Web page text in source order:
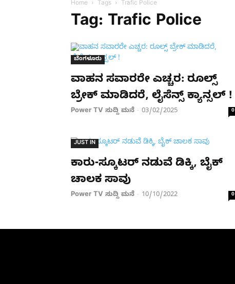
Home Tags Trafic Police
Tag: Trafic Police
ಬೆಂಗಳೂರು
ವಾಹನ ಸವಾರರೇ ಎಚ್ಚರ: ರೂಲ್ಸ್​
ಬ್ರೇಕ್​ ಮಾಡಿದರೆ, ಲೈಸೆನ್ಸ್​ ಕ್ಯಾನ್ಸಲ್​ !
Power TV ಸುದ್ದಿ ಮನೆ - 03/02/2025 0
JUST IN
ಕಾರು-ಸ್ಕೂಟರ್ ನಡುವೆ ಡಿಕ್ಕಿ, ಬೈಕ್
ಚಾಲಕ ಸಾವು
Power TV ಸುದ್ದಿ ಮನೆ - 10/10/2022 0